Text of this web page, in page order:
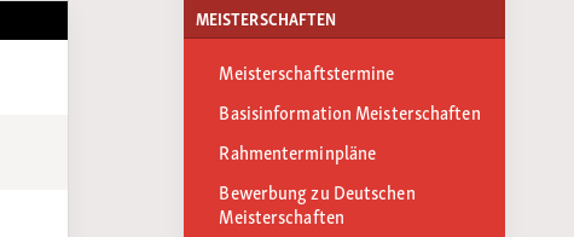
MEISTERSCHAFTEN
Meisterschaftstermine
Basisinformation Meisterschaften
Rahmenterminpläne
Bewerbung zu Deutschen
Meisterschaften